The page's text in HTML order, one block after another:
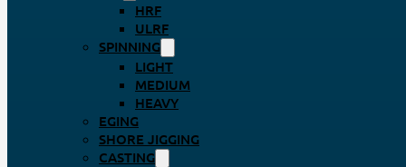
HRF
ULRF
SPINNING
LIGHT
MEDIUM
HEAVY
EGING
SHORE JIGGING
CASTING